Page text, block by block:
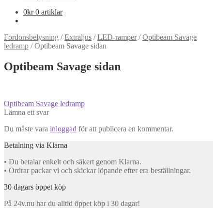
0kr 0 artiklar
Fordonsbelysning /Extraljus /LED-ramper/Optibeam Savage
ledramp /Optibeam Savage sidan
Optibeam Savage sidan
Inläggsnavigering
Föregående
inlägg:
Optibeam Savage ledramp
Lämna ett svar
Du måste vara inloggad för att publicera en kommentar.
Betalning via Klarna
• Du betalar enkelt och säkert genom Klarna.
• Ordrar packar vi och skickar löpande efter era beställningar.
30 dagars öppet köp
På 24v.nu har du alltid öppet köp i 30 dagar!